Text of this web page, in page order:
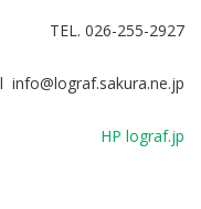
TEL. 026-255-2927
info@lograf.sakura.ne.jp
HP lograf.jp